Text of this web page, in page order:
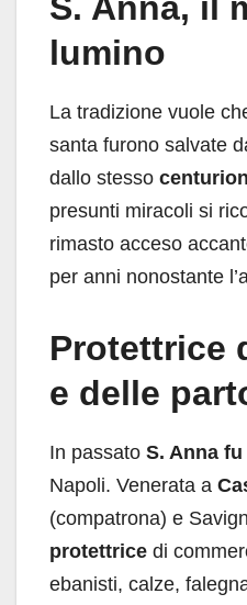
S. Anna, il
lumino
La tradizione vuole
santa furono salvate
dallo stesso
presunti miracoli si
rimasto acceso
per anni nonostante
Protettrice
e delle
In passato S. Anna
Napoli. Venerata a
(compatrona) e
protettrice di
ebanisti, calze,